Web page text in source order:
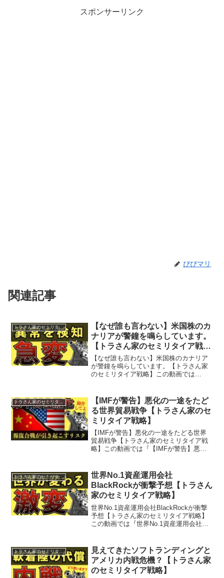
スポンサーリンク
ぴぴマリ
関連記事
トラさん家のセミリタイア戦略
【なぜ誰も言わない】米国株のカ
ナリアが警鐘を鳴らしています。
【トラさん家のセミリタイア戦
略】
【なぜ誰も言わない】米国株のカナリア
が警鐘を鳴らしています。【トラさん家
のセミリタイア戦略】この動画では
ができます。資産を形成することで、人
生の選択肢を広げたい。そして...
トラさん家のセミリタイア戦略
【IMFが警告】悪化の一途をたど
る世界貿易戦争【トラさん家のセ
ミリタイア戦略】
【IMFが警告】悪化の一途をたどる世界
貿易戦争【トラさん家のセミリタイア戦
略】この動画では『【IMFが警告】悪化
生の選択肢を広げたい。そして、同じよ
うな志をもつ方に役立...
トラさん家のセミリタイア戦略
世界No.1資産運用会社
BlackRockが衝撃予想【トラさん
家のセミリタイア戦略】
世界No.1資産運用会社BlackRockが衝撃
予想【トラさん家のセミリタイア戦略】
この動画では『世界No.1資産運用会社
択肢を広げたい。そして、同じような志
を...
トラさん家のセミリタイア戦略
見えてきたソフトランディングと
アメリカ内戦危機？【トラさん家
のセミリタイア戦略】